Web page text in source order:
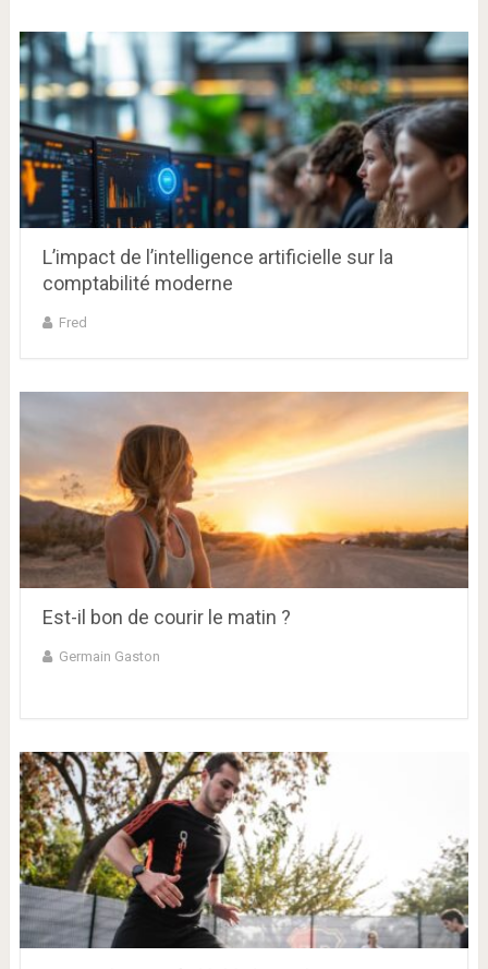
L’impact de l’intelligence artificielle sur la
comptabilité moderne
Fred
Est-il bon de courir le matin ?
Germain Gaston